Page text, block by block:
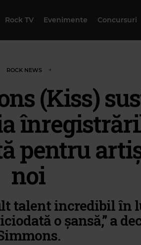
Rock TV Evenimente Concursuri
ROCK NEWS
(Kiss)
pentru
noi
talent incredibil în
o șansă,” a